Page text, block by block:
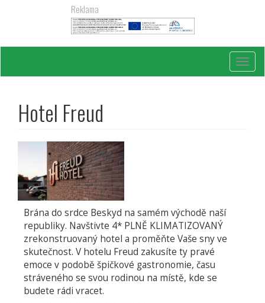
Reklama
Hotel Freud
Brána do srdce Beskyd na samém východě naší
republiky. Navštivte 4* PLNĚ KLIMATIZOVANÝ
zrekonstruovaný hotel a proměňte Vaše sny ve
skutečnost. V hotelu Freud zakusíte ty pravé
emoce v podobě špičkové gastronomie, času
stráveného se svou rodinou na místě, kde se
budete rádi vracet.